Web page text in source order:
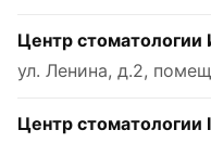
Центр стоматологии
ул. Ленина, д.2,
Центр